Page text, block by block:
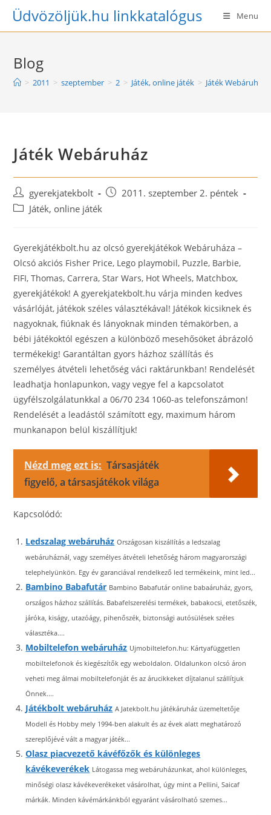
SkipÜdvözöljük.hu linkkatalógus Menu
Blog
> 2011 > szeptember > 2 > Játék, online játék > Játék Webáruház
Játék Webáruház
Post
author:
gyerekjatekbolt
Post2011. szeptember 2. péntek
PostJáték, online játék
Gyerekjátékbolt.hu az olcsó gyerekjátékok Webáruháza –
Olcsó akciós Fisher Price, Lego playmobil, Puzzle, Barbie,
FIFI, Thomas, Carrera, Star Wars, Hot Wheels, Matchbox,
gyerekjátékok! A gyerekjatekbolt.hu várja minden kedves
vásárlóját, játékok széles választékával! Játékok kicsiknek és
nagyoknak, fiúknak és lányoknak minden témakörben, a
bébi játékoktól egészen a különböző mesehősöket ábrázoló
termékekig! Garantáltan gyors házhoz szállítás és
személyes átvételi lehetőség váci raktárunkban! Rendelését
leadhatja honlapunkon, vagy vegye fel a kapcsolatot
ügyfélszolgálatunkkal a 06/70 234 1060-as telefonszámon!
Rendelését a leadástól számított egy, maximum három
munkanapon belül kiszállítjuk!
Nézd meg ezt is: Társasjáték
figyelő, a társasjátékok világa
Kapcsolódó:
Ledszalag webáruház Országosan kiszállítás a ledszalag
webáruháznál, vagy személyes átvételi lehetőség három magyarországi
telephelyünkön. Egy év garanciával rendelkező led termékeink, mint led...
Bambino Babafutár Bambino Babafutár online babaáruház, gyors,
országos házhoz szállítás. Babafelszerelési termékek, babakocsi, etetőszék,
járóka, kiságy, utazóágy, pihenőszék, biztonsági autósülések széles
választéka....
Mobiltelefon webáruház Ujmobiltelefon.hu: Kártyafüggetlen
mobiltelefonok és kiegészítők egy weboldalon. Oldalunkon olcsó áron
veheti meg álmai mobiltelefonját és az árucikkeket díjtalanul szállítjuk
Önnek....
Játékbolt webáruház A Jatekbolt.hu játékáruház üzemeltetője
Modell és Hobby mely 1994-ben alakult és az évek alatt meghatározó
szereplőjévé vált a magyar játék...
Olasz piacvezető kávéfőzők és különleges
kávékeverékek Látogassa meg webáruházunkat, ahol különleges,
minőségi olasz kávékeverékeket vásárolhat, úgy mint a Pellini, Saicaf
márkák. Minden kávémárkánkból egyaránt vásárolható szemes...